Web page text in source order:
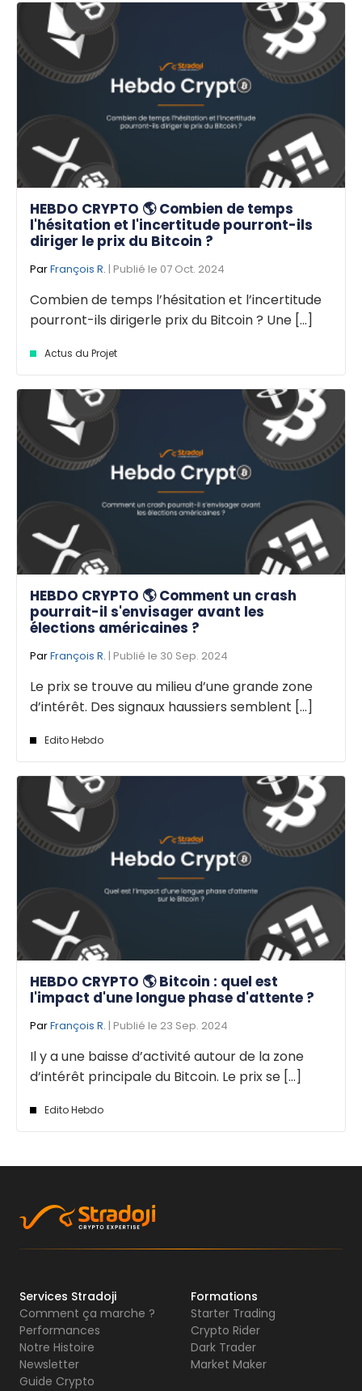
HEBDO CRYPTO 🌎 Combien de temps
l'hésitation et l'incertitude pourront-ils
diriger le prix du Bitcoin ?
ParFrançois R. | Publié le 07 Oct. 2024
Combien de temps l’hésitation et l’incertitude
pourront-ils dirigerle prix du Bitcoin ? Une [...]
Actus du Projet
HEBDO CRYPTO 🌎 Comment un crash
pourrait-il s'envisager avant les
élections américaines ?
ParFrançois R. | Publié le 30 Sep. 2024
Le prix se trouve au milieu d’une grande zone
d’intérêt. Des signaux haussiers semblent [...]
Edito Hebdo
HEBDO CRYPTO 🌎 Bitcoin : quel est
l'impact d'une longue phase d'attente ?
ParFrançois R. | Publié le 23 Sep. 2024
Il y a une baisse d’activité autour de la zone
d’intérêt principale du Bitcoin. Le prix se [...]
Edito Hebdo
Services Stradoji
Comment ça marche ?
Performances
Notre Histoire
Newsletter
Guide Crypto
Formations
Starter Trading
Crypto Rider
Dark Trader
Market Maker